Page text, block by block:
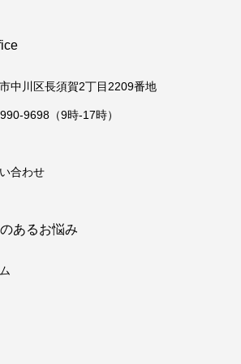
中川区長須賀2丁目2209番地
9698（9時-17時）
合わせ
あるお悩み